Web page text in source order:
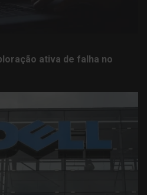
ativa de falha no